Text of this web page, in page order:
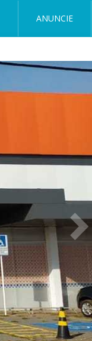
ANUNCIE